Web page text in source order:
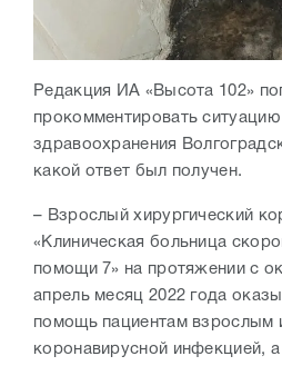
Редакция ИА «Высота 102»
прокомментировать ситуацию
здравоохранения
какой ответ был получен.
– Взрослый хирургический
«Клиническая больница
помощи 7» на протяжении с
апрель месяц 2022 года
помощь пациентам взрослым
коронавирусной инфекцией,